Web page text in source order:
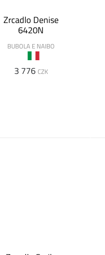
Zrcadlo Denise
6420N
BUBOLA E NAIBO
3 776 CZK